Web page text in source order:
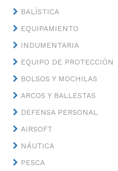
BALÍSTICA
EQUIPAMIENTO
INDUMENTARIA
EQUIPO DE PROTECCIÓN
BOLSOS Y MOCHILAS
ARCOS Y BALLESTAS
DEFENSA PERSONAL
AIRSOFT
NÁUTICA
PESCA